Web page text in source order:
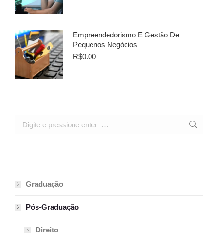
Empreendedorismo E Gestão De
Pequenos Negócios
R$0.00
Search:
Graduação
Pós-Graduação
Direito